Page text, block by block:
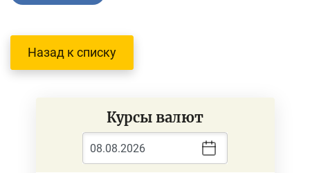
Назад к списку
Курсы валют